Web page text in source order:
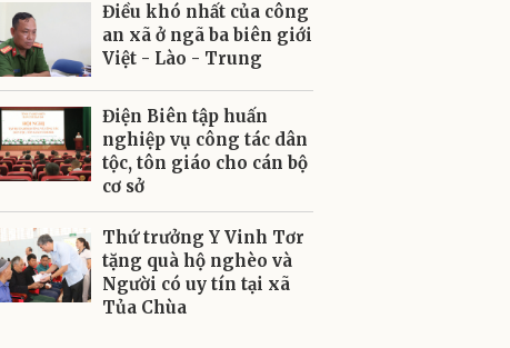
Điều khó nhất của công
an xã ở ngã ba biên giới
Việt - Lào - Trung
Điện Biên tập huấn
nghiệp vụ công tác dân
tộc, tôn giáo cho cán bộ
cơ sở
Thứ trưởng Y Vinh Tơr
tặng quà hộ nghèo và
Người có uy tín tại xã
Tủa Chùa